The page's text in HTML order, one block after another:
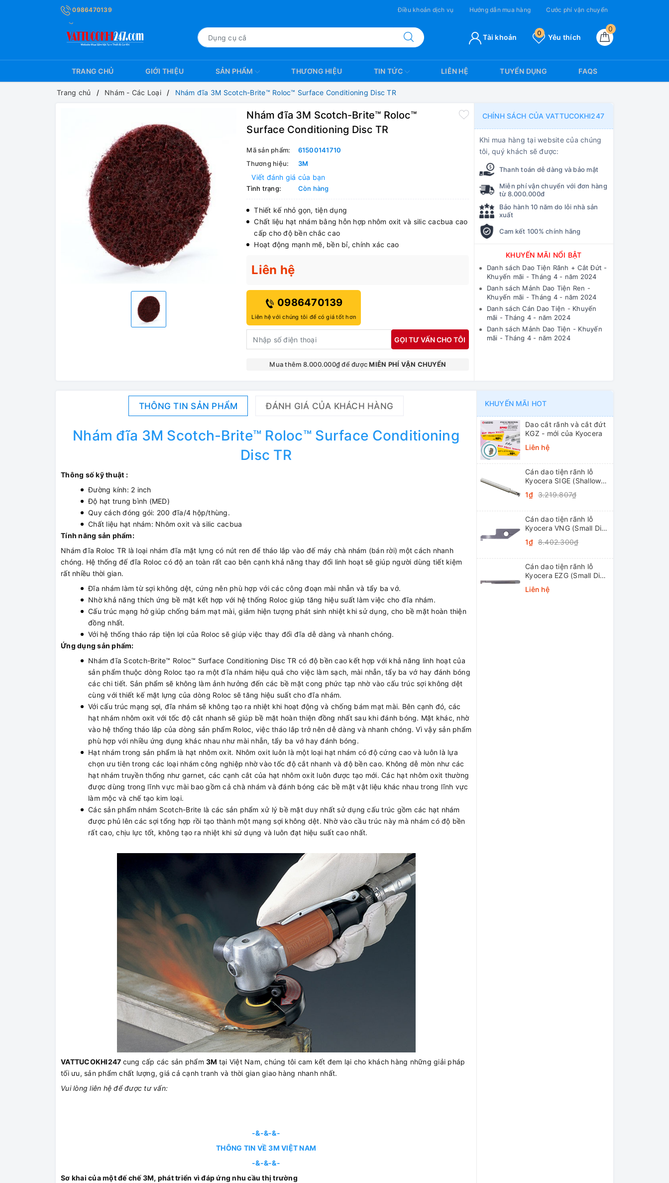
0986470139 Điều khoản dịch vụ Hướng dẫn mua hàng Cước phí vận chuyển
0
Yêu thích
0
Tài khoản
TRANG CHỦ GIỚI THIỆU SẢN PHẨM THƯƠNG HIỆU TIN TỨC LIÊN HỆ TUYỂN DỤNG FAQS
Trang chủ Nhám - Các Loại Nhám đĩa 3M Scotch-Brite™ Roloc™ Surface Conditioning Disc TR
Nhám đĩa 3M Scotch-Brite™ Roloc™
Surface Conditioning Disc TR
Mã sản phẩm:
61500141710
Thương hiệu:
3M
Viết đánh giá của bạn
Tình trạng: Còn hàng
Thiết kế nhỏ gọn, tiện dụng
Chất liệu hạt nhám bằng hỗn hợp nhôm oxit và silic cacbua cao
cấp cho độ bền chắc cao
Hoạt động mạnh mẽ, bền bỉ, chính xác cao
Liên hệ
0986470139
Liên hệ với chúng tôi để có giá tốt hơn
GỌI TƯ VẤN CHO TÔI
Mua thêm 8.000.000₫ để đượcMIỄN PHÍ VẬN CHUYỂN
CHÍNH SÁCH CỦA VATTUCOKHI247
Khi mua hàng tại website của chúng
tôi, quý khách sẽ được:
Thanh toán dễ dàng và bảo mật
Miễn phí vận chuyển với đơn hàng
từ 8.000.000đ
Bảo hành 10 năm do lỗi nhà sản
xuất
Cam kết 100% chính hãng
KHUYẾN MÃI NỔI BẬT
Danh sách Dao Tiện Rãnh + Cắt Đứt -
Khuyến mãi - Tháng 4 - năm 2024
Danh sách Mảnh Dao Tiện Ren -
Khuyến mãi - Tháng 4 - năm 2024
Danh sách Cán Dao Tiện - Khuyến
mãi - Tháng 4 - năm 2024
Danh sách Mảnh Dao Tiện - Khuyến
mãi - Tháng 4 - năm 2024
THÔNG TIN SẢN PHẨM ĐÁNH GIÁ CỦA KHÁCH HÀNG
Nhám đĩa 3M Scotch-Brite™ Roloc™ Surface Conditioning
Disc TR
Thông số kỹ thuật :
Đường kính: 2 inch
Độ hạt trung bình (MED)
Quy cách đóng gói: 200 đĩa/4 hộp/thùng.
Chất liệu hạt nhám: Nhôm oxit và silic cacbua
Tính năng sản phẩm:
Nhám đĩa Roloc TR là loại nhám đĩa mặt lựng có nút ren để tháo lắp vào đế máy chà nhám (bán rời) một cách nhanh
chóng. Hệ thống đế đĩa Roloc có độ an toàn rất cao bên cạnh khả năng thay đổi linh hoạt sẽ giúp người dùng tiết kiệm
rất nhiều thời gian.
Đĩa nhám làm từ sợi không dệt, cứng nên phù hợp với các công đoạn mài nhẵn và tẩy ba vớ.
Nhờ khả năng thích ứng bề mặt kết hợp với hệ thống Roloc giúp tăng hiệu suất làm việc cho đĩa nhám.
Cấu trúc mạng hở giúp chống bám mạt mài, giảm hiện tượng phát sinh nhiệt khi sử dụng, cho bề mặt hoàn thiện
đồng nhất.
Với hệ thống tháo ráp tiện lợi của Roloc sẽ giúp việc thay đổi đĩa dễ dàng và nhanh chóng.
Ứng dụng sản phẩm:
Nhám đĩa Scotch-Brite™ Roloc™ Surface Conditioning Disc TR có độ bền cao kết hợp với khả năng linh hoạt của
sản phẩm thuộc dòng Roloc tạo ra một đĩa nhám hiệu quả cho việc làm sạch, mài nhẵn, tẩy ba vớ hay đánh bóng
các chi tiết. Sản phẩm sẽ không làm ảnh hưởng đến các bề mặt cong phức tạp nhờ vào cấu trúc sợi không dệt
cùng với thiết kế mặt lựng của dòng Roloc sẽ tăng hiệu suất cho đĩa nhám.
Với cấu trúc mạng sợi, đĩa nhám sẽ không tạo ra nhiệt khi hoạt động và chống bám mạt mài. Bên cạnh đó, các
hạt nhám nhôm oxit với tốc độ cắt nhanh sẽ giúp bề mặt hoàn thiện đồng nhất sau khi đánh bóng. Mặt khác, nhờ
vào hệ thống tháo lắp của dòng sản phẩm Roloc, việc tháo lắp trở nên dễ dàng và nhanh chóng. Vì vậy sản phẩm
phù hợp với nhiều ứng dụng khác nhau như mài nhẵn, tẩy ba vớ hay đánh bóng.
Hạt nhám trong sản phẩm là hạt nhôm oxit. Nhôm oxit luôn là một loại hạt nhám có độ cứng cao và luôn là lựa
chọn ưu tiên trong các loại nhám công nghiệp nhờ vào tốc độ cắt nhanh và độ bền cao. Không dễ mòn như các
hạt nhám truyền thống như garnet, các cạnh cắt của hạt nhôm oxit luôn được tạo mới. Các hạt nhôm oxit thường
được dùng trong lĩnh vực mài bao gồm cả chà nhám và đánh bóng các bề mặt vật liệu khác nhau trong lĩnh vực
làm mộc và chế tạo kim loại.
Các sản phẩm nhám Scotch-Brite là các sản phẩm xử lý bề mặt duy nhất sử dụng cấu trúc gồm các hạt nhám
được phủ lên các sợi tổng hợp rồi tạo thành một mạng sợi không dệt. Nhờ vào cầu trúc này mà nhám có độ bền
rất cao, chịu lực tốt, không tạo ra nhiệt khi sử dụng và luôn đạt hiệu suất cao nhất.
VATTUCOKHI247 cung cấp các sản phẩm 3M tại Việt Nam, chúng tôi cam kết đem lại cho khách hàng những giải pháp
tối ưu, sản phẩm chất lượng, giá cả cạnh tranh và thời gian giao hàng nhanh nhất.
Vui lòng liên hệ để được tư vấn:
-&-&-&-
THÔNG TIN VỀ 3M VIỆT NAM
-&-&-&-
Sơ khai của một đế chế 3M, phát triển vì đáp ứng nhu cầu thị trường
KHUYẾN MÃI HOT
Dao cắt rãnh và cắt đứt
KGZ - mới của Kyocera
Liên hệ
Cán dao tiện rãnh lỗ
Kyocera SIGE (Shallow
1₫ 3.219.807₫
Cán dao tiện rãnh lỗ
Kyocera VNG (Small Dia.
System Tip-Bars)
1₫ 8.402.300₫
Cán dao tiện rãnh lỗ
Kyocera EZG (Small Dia.
Bars)
Liên hệ